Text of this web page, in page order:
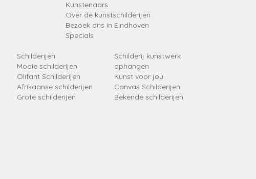
Kunstenaars
Over de kunstschilderijen
Bezoek ons in Eindhoven
Specials
Schilderijen
Mooie schilderijen
Olifant Schilderijen
Afrikaanse schilderijen
Grote schilderijen
Schilderij kunstwerk
ophangen
Kunst voor jou
Canvas Schilderijen
Bekende schilderijen